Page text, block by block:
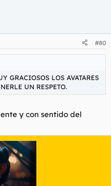
#80
GRACIOSOS LOS AVATARES
UN RESPETO.
y con sentido del